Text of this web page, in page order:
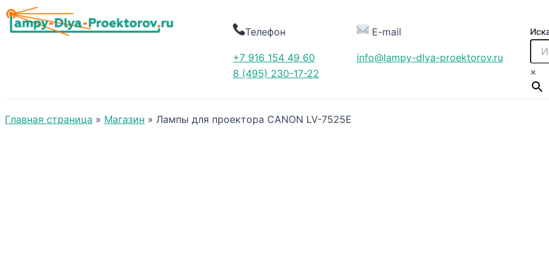
Телефон
+7 916 154 49 60
8 (495) 230-17-22
E-mail
info@lampy-dlya-proektorov.ru
×
Главная страница » Магазин » Лампы для проектора CANON LV-7525E